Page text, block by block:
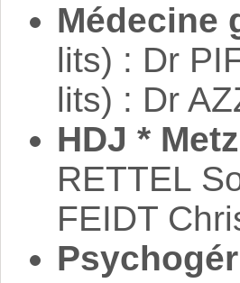
Médecine
lits) : Dr
lits) : Dr
HDJ * Metz
RETTEL
FEIDT